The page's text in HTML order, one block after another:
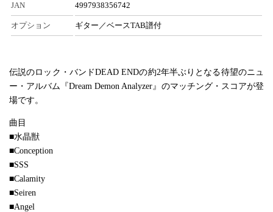
JAN 4997938356742
オプション ギター／ベースTAB譜付
伝説のロック・バンドDEAD ENDの約2年半ぶりとなる待望のニュ
ー・アルバム『Dream Demon Analyzer』のマッチング・スコアが登
場です。
曲目
■水晶獣
■Conception
■SSS
■Calamity
■Seiren
■Angel